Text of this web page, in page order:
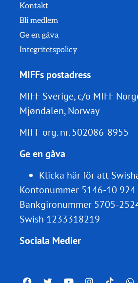
Kontakt
Bli medlem
Ge en gåva
Integritetspolicy
MIFFs postadress
MIFF Sverige, c/o MIFF
Mjøndalen, Norway
MIFF org. nr.502086-8955
Ge en gåva
Klicka här för att
Kontonummer 5146-10 924
Bankgironummer 5705-
Swish 1233318219
Sociala Medier